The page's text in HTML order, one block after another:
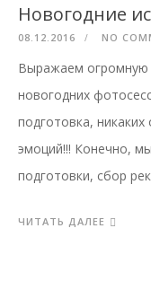
Новогодние
08.12.2016 NO
Выражаем огромную
новогодних
подготовка,
эмоций!!! Конечно,
подготовки, сбор
ЧИТАТЬ ДАЛЕЕ